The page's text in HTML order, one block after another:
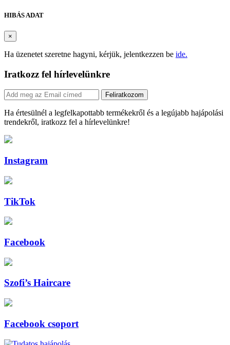
HIBÁS ADAT
×
Ha üzenetet szeretne hagyni, kérjük, jelentkezzen be ide.
Iratkozz fel hírlevelünkre
Feliratkozom
Ha értesülnél a legfelkapottabb termékekről és a legújabb hajápolási
trendekről, iratkozz fel a hírlevelünkre!
Instagram
TikTok
Facebook
Szofi’s Haircare
Facebook csoport